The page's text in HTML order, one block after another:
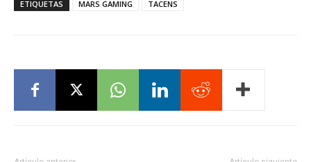
ETIQUETAS MARS GAMING TACENS